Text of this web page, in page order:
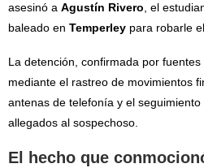
asesinó a Agustín Rivero, el
baleado en Temperley para robarle
La detención, confirmada por
mediante el rastreo de movimientos
antenas de telefonía y el
allegados al sospechoso.
El hecho que